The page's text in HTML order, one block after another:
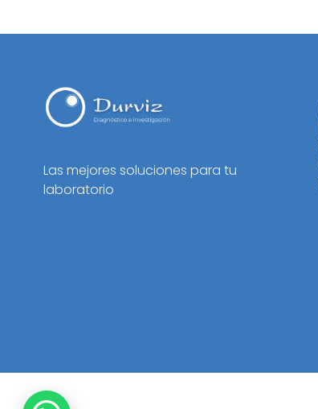
Las mejores soluciones para tu
laboratorio